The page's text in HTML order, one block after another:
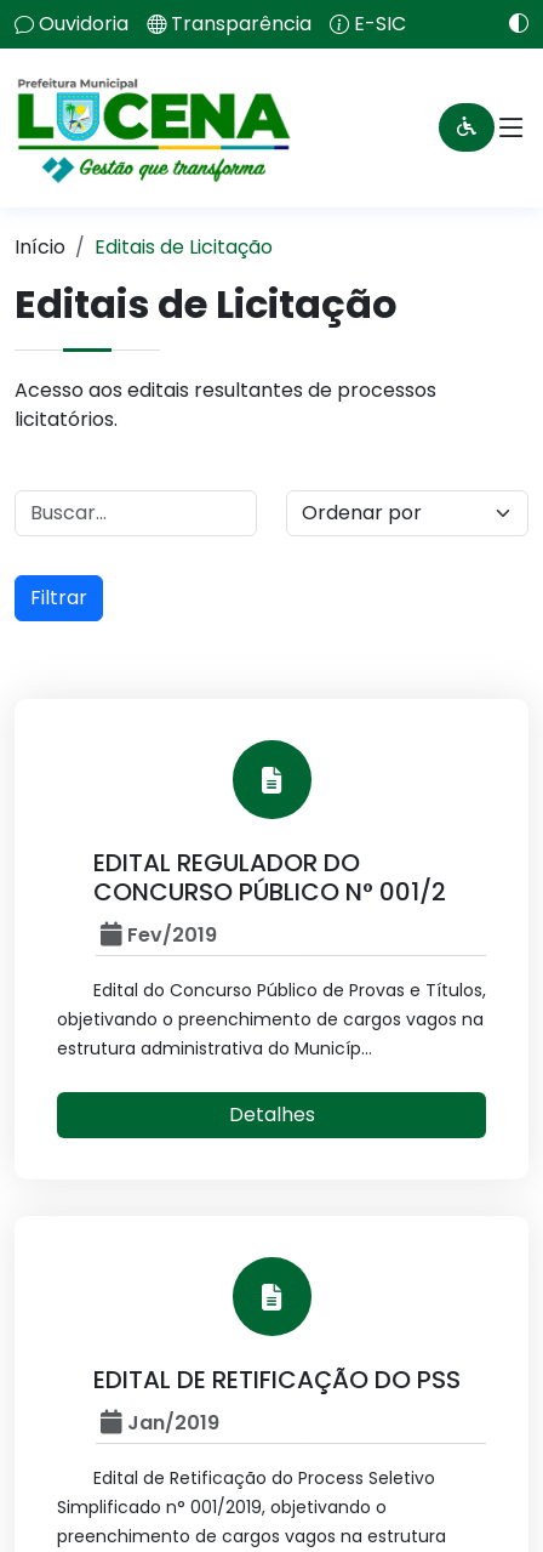
Ouvidoria Transparência E-SIC
Início Editais de Licitação
Editais de Licitação
Acesso aos editais resultantes de processos
licitatórios.
Filtrar
EDITAL REGULADOR DO
CONCURSO PÚBLICO N° 001/2
Fev/2019
Edital do Concurso Público de Provas e Títulos,
objetivando o preenchimento de cargos vagos na
estrutura administrativa do Municíp...
Detalhes
EDITAL DE RETIFICAÇÃO DO PSS
Jan/2019
Edital de Retificação do Process Seletivo
Simplificado n° 001/2019, objetivando o
preenchimento de cargos vagos na estrutura